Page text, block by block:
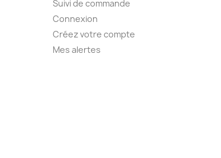
Suivi de commande
Connexion
Créez votre compte
Mes alertes